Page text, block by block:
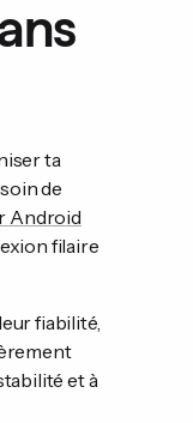
ta
de
Android
filaire
fiabilité,
et à